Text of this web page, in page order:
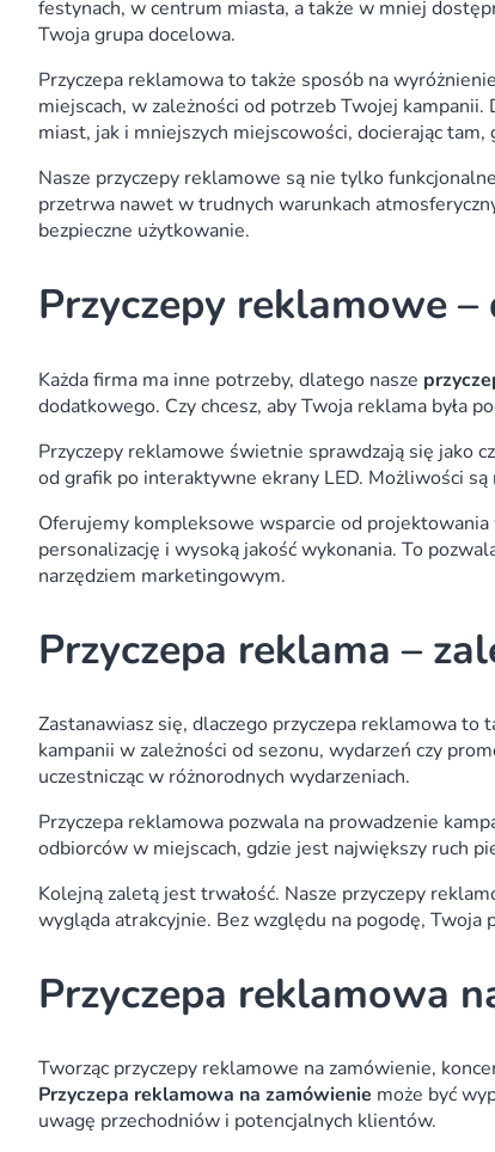
festynach, w centrum miasta, a także w mniej
Twoja grupa docelowa.
Przyczepa reklamowa to także sposób na
miejscach, w zależności od potrzeb Twojej
miast, jak i mniejszych miejscowości, docierając
Nasze przyczepy reklamowe są nie tylko
przetrwa nawet w trudnych warunkach
bezpieczne użytkowanie.
Przyczepy reklamowe
Każda firma ma inne potrzeby, dlatego nasze
dodatkowego. Czy chcesz, aby Twoja reklama była
Przyczepy reklamowe świetnie sprawdzają się jako
od grafik po interaktywne ekrany LED. Możliwości
Oferujemy kompleksowe wsparcie od projektowania
personalizację i wysoką jakość wykonania. To
narzędziem marketingowym.
Przyczepa reklama –
Zastanawiasz się, dlaczego przyczepa reklamowa
kampanii w zależności od sezonu, wydarzeń czy
uczestnicząc w różnorodnych wydarzeniach.
Przyczepa reklamowa pozwala na prowadzenie
odbiorców w miejscach, gdzie jest największy ruch
Kolejną zaletą jest trwałość. Nasze przyczepy
wygląda atrakcyjnie. Bez względu na pogodę, Twoja
Przyczepa reklamowa
Tworząc przyczepy reklamowe na zamówienie,
Przyczepa reklamowa na zamówienie może być
uwagę przechodniów i potencjalnych klientów.